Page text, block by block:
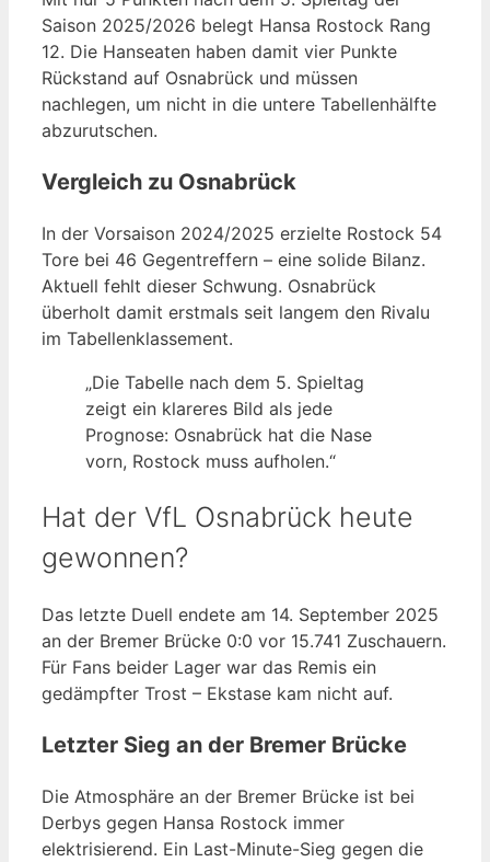
Saison 2025/2026 belegt Hansa Rostock Rang
12. Die Hanseaten haben damit vier Punkte
Rückstand auf Osnabrück und müssen
nachlegen, um nicht in die untere Tabellenhälfte
abzurutschen.
Vergleich zu Osnabrück
In der Vorsaison 2024/2025 erzielte Rostock 54
Tore bei 46 Gegentreffern – eine solide Bilanz.
Aktuell fehlt dieser Schwung. Osnabrück
überholt damit erstmals seit langem den Rivalu
im Tabellenklassement.
„Die Tabelle nach dem 5. Spieltag
zeigt ein klareres Bild als jede
Prognose: Osnabrück hat die Nase
vorn, Rostock muss aufholen.“
Hat der VfL Osnabrück heute
gewonnen?
Das letzte Duell endete am 14. September 2025
an der Bremer Brücke 0:0 vor 15.741 Zuschauern.
Für Fans beider Lager war das Remis ein
gedämpfter Trost – Ekstase kam nicht auf.
Letzter Sieg an der Bremer Brücke
Die Atmosphäre an der Bremer Brücke ist bei
Derbys gegen Hansa Rostock immer
elektrisierend. Ein Last-Minute-Sieg gegen die